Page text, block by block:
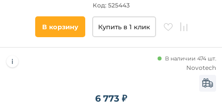
Код: 525443
В корзину Купить в 1 клик
6 773 ₽
В наличии 474 шт.
Novotech